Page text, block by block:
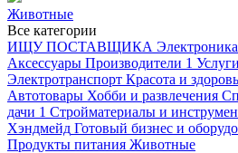
Животные
Все категории
ИЩУ ПОСТАВЩИКА Электроника
Аксессуары Производители 1
Электротранспорт Красота и
Автотовары Хобби и развлечения
дачи 1 Стройматериалы и
Хэндмейд Готовый бизнес и
Продукты питания Животные